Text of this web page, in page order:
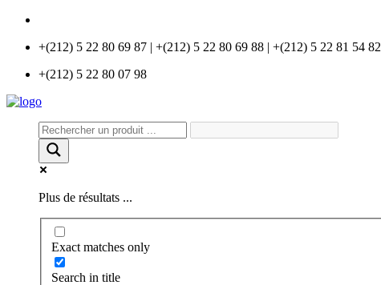
+(212) 5 22 80 69 87 | +(212) 5 22 80 69 88 | +(212) 5 22 81 54 82
+(212) 5 22 80 07 98
Plus de résultats ...
Exact matches only
Search in title